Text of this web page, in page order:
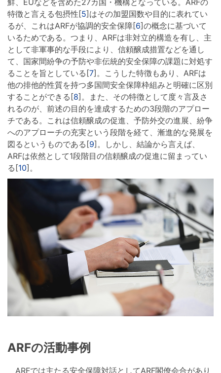
鮮、EUなどを含めた27カ国・機構となっている。ARFの
特徴と言える包摂性[5]はその加盟国数や目的に表れてい
るが、これはARFが協調的安全保障[6]の概念に基づいて
いるためである。つまり、ARFは非対立的構造を有し、主
として非軍事的な手段により、信頼醸成措置などを通し
て、国家間紛争の予防や非伝統的安全保障の課題に対処す
ることを旨としている[7]。こうした特徴もあり、ARFは
他の排他的性質を持つ多国間安全保障枠組みと明確に区別
することができる[8]。また、その特徴として度々言及さ
れるのが、前述の目的を達成するための3段階のアプロー
チである。これは信頼醸成の促進、予防外交の進展、紛争
へのアプローチの充実という段階を経て、漸進的な発展を
図るというものである[9]。しかし、結論から言えば、
ARFは依然として1段階目の信頼醸成の促進に留まってい
る[10]。
ARFの活動事例
ARFでは主たる安全保障対話としてARF閣僚会合があり